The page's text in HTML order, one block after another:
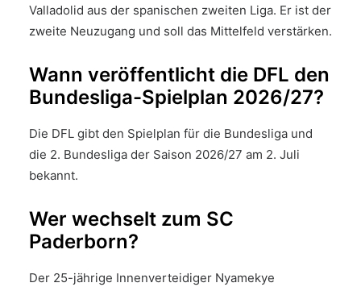
Valladolid aus der spanischen zweiten Liga. Er ist der
zweite Neuzugang und soll das Mittelfeld verstärken.
Wann veröffentlicht die DFL den
Bundesliga-Spielplan 2026/27?
Die DFL gibt den Spielplan für die Bundesliga und
die 2. Bundesliga der Saison 2026/27 am 2. Juli
bekannt.
Wer wechselt zum SC
Paderborn?
Der 25-jährige Innenverteidiger Nyamekye